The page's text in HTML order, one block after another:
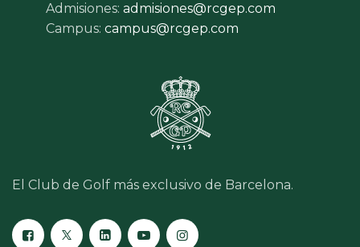
Admisiones: admisiones@rcgep.com
Campus: campus@rcgep.com
El Club de Golf más exclusivo de Barcelona.